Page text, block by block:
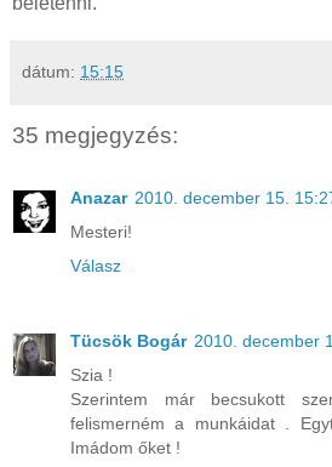
dátum: 15:15
35 megjegyzés:
Anazar 2010. december 15.
Mesteri!
Válasz
Tücsök Bogár 2010. december
Szia !
Szerintem már becsukott
felismerném a munkáidat .
Imádom őket !